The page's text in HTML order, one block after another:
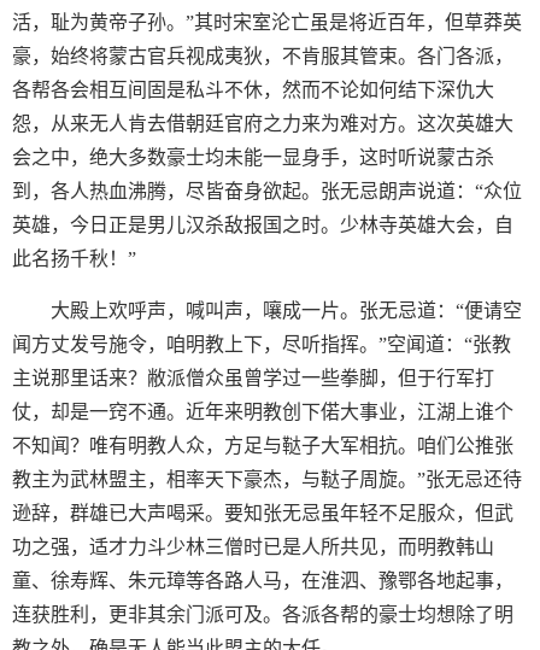
活，耻为黄帝子孙。”其时宋室沦亡虽是将近百年，但草莽英
豪，始终将蒙古官兵视成夷狄，不肯服其管束。各门各派，
各帮各会相互间固是私斗不休，然而不论如何结下深仇大
怨，从来无人肯去借朝廷官府之力来为难对方。这次英雄大
会之中，绝大多数豪士均未能一显身手，这时听说蒙古杀
到，各人热血沸腾，尽皆奋身欲起。张无忌朗声说道：“众位
英雄，今日正是男儿汉杀敌报国之时。少林寺英雄大会，自
此名扬千秋！”
大殿上欢呼声，喊叫声，嚷成一片。张无忌道：“便请空
闻方丈发号施令，咱明教上下，尽听指挥。”空闻道：“张教
主说那里话来？敝派僧众虽曾学过一些拳脚，但于行军打
仗，却是一窍不通。近年来明教创下偌大事业，江湖上谁个
不知闻？唯有明教人众，方足与鞑子大军相抗。咱们公推张
教主为武林盟主，相率天下豪杰，与鞑子周旋。”张无忌还待
逊辞，群雄已大声喝采。要知张无忌虽年轻不足服众，但武
功之强，适才力斗少林三僧时已是人所共见，而明教韩山
童、徐寿辉、朱元璋等各路人马，在淮泗、豫鄂各地起事，
连获胜利，更非其余门派可及。各派各帮的豪士均想除了明